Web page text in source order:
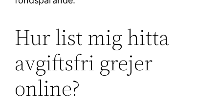
Hur list mig hitta
avgiftsfri grejer
online?